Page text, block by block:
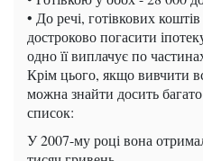
• До речі, готівкових
достроково погасити
одно її виплачує по
Крім цього, якщо вивчити
можна знайти досить
список:
У 2007-му році вона